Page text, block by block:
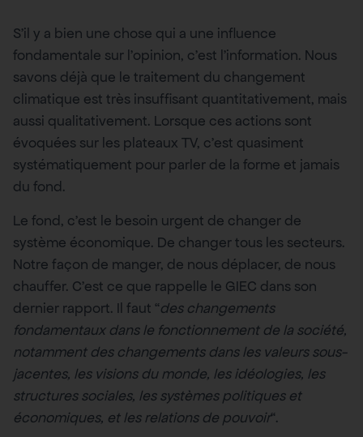
S’il y a bien une chose qui a une influence
fondamentale sur l’opinion, c’est l’information. Nous
savons déjà que le traitement du changement
climatique est très insuffisant quantitativement, mais
aussi qualitativement. Lorsque ces actions sont
évoquées sur les plateaux TV, c’est quasiment
systématiquement pour parler de la forme et jamais
du fond.
Le fond, c’est le besoin urgent de changer de
système économique. De changer tous les secteurs.
Notre façon de manger, de nous déplacer, de nous
chauffer. C’est ce que rappelle le GIEC dans son
dernier rapport. Il faut “des changements
fondamentaux dans le fonctionnement de la société,
notamment des changements dans les valeurs sous-
jacentes, les visions du monde, les idéologies, les
structures sociales, les systèmes politiques et
économiques, et les relations de pouvoir“.